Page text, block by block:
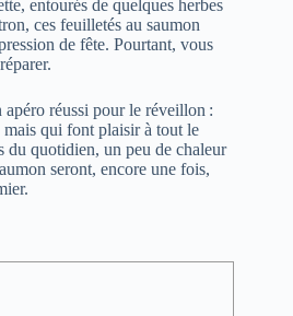
entourés de quelques herbes
ces feuilletés au saumon
de fête. Pourtant, vous
apéro réussi pour le réveillon :
mais qui font plaisir à tout le
du quotidien, un peu de chaleur
seront, encore une fois,